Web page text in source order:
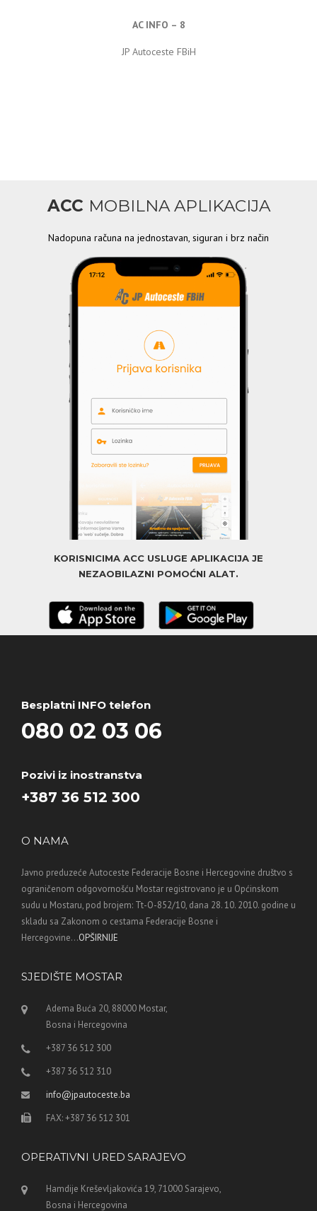
AC INFO – 8
JP Autoceste FBiH
ACC MOBILNA APLIKACIJA
Nadopuna računa na jednostavan, siguran i brz način
KORISNICIMA ACC USLUGE APLIKACIJA JE
NEZAOBILAZNI POMOĆNI ALAT.
Besplatni INFO telefon
080 02 03 06
Pozivi iz inostranstva
+387 36 512 300
O NAMA
Javno preduzeće Autoceste Federacije Bosne i Hercegovine društvo s
ograničenom odgovornošću Mostar registrovano je u Općinskom
sudu u Mostaru, pod brojem: Tt-O-852/10, dana 28. 10. 2010. godine u
skladu sa Zakonom o cestama Federacije Bosne i
Hercegovine...OPŠIRNIJE
SJEDIŠTE MOSTAR
Adema Buća 20, 88000 Mostar,
Bosna i Hercegovina
+387 36 512 300
+387 36 512 310
info@jpautoceste.ba
FAX: +387 36 512 301
OPERATIVNI URED SARAJEVO
Hamdije Kreševljakovića 19, 71000 Sarajevo,
Bosna i Hercegovina